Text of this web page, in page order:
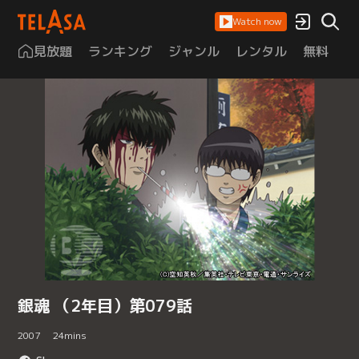
Watch now
見放題 ランキング ジャンル レンタル 無料
銀魂 （2年目）第079話
2007 24mins